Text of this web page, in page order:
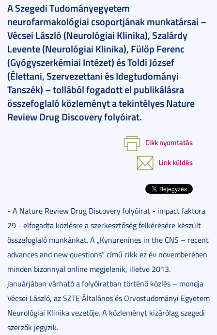
A Szegedi Tudományegyetem
neurofarmakológiai csoportjának munkatársai –
Vécsei László (Neurológiai Klinika), Szalárdy
Levente (Neurológiai Klinika), Fülöp Ferenc
(Gyógyszerkémiai Intézet) és Toldi József
(Élettani, Szervezettani és Idegtudományi
Tanszék) – tollából fogadott el publikálásra
összefoglaló közleményt a tekintélyes Nature
Review Drug Discovery folyóirat.
Cikk nyomtatás
Link küldés
- A Nature Review Drug Discovery folyóirat - impact faktora
29 - elfogadta közlésre a szerkesztőség felkérésére készült
összefoglaló munkánkat. A „Kynurenines in the CNS – recent
advances and new questions” című cikk ez év novemberében
minden bizonnyal online megjelenik, illetve 2013.
januárjában várható a folyóiratban történő közlés – mondja
Vécsei László, az SZTE Általános és Orvostudományi Egyetem
Neurológiai Klinika vezetője. A közleményt kizárólag szegedi
szerzők jegyzik.